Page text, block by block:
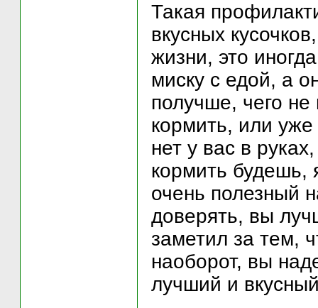
Такая
вкусных
жизни, это
миску с едой, а
получше, чего
кормить, или
нет у вас в
кормить будешь,
очень полезный
доверять, вы
заметил за тем,
наоборот, вы
лучший и